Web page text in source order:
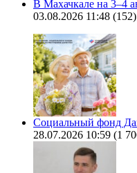
В Махачкале на 3–4
03.08.2026 11:48 (152)
Социальный фонд
28.07.2026 10:59 (1